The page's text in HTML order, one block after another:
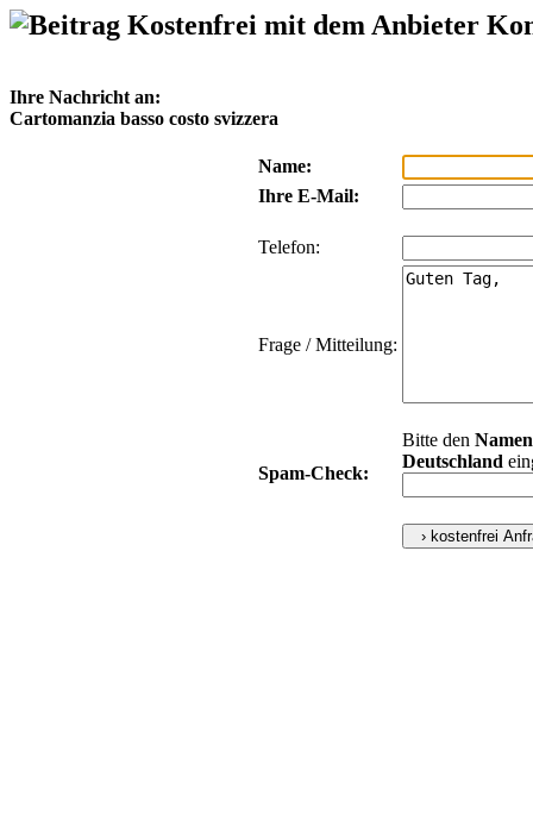
Kostenfrei mit dem Anbieter
Ihre Nachricht an:
Cartomanzia basso costo svizzera
Name:
Ihre E-Mail:
Telefon:
Frage / Mitteilung:
Spam-Check:
Bitte den Namen
Deutschland